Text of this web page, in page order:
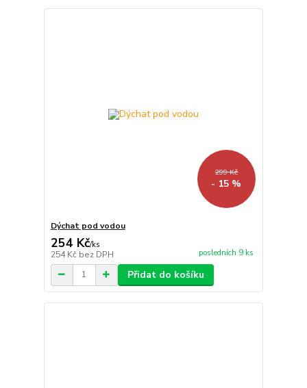
299 Kč
- 15 %
Dýchat pod vodou
254 Kč/ks
254 Kč bez DPH posledních 9 ks
Přidat do košíku